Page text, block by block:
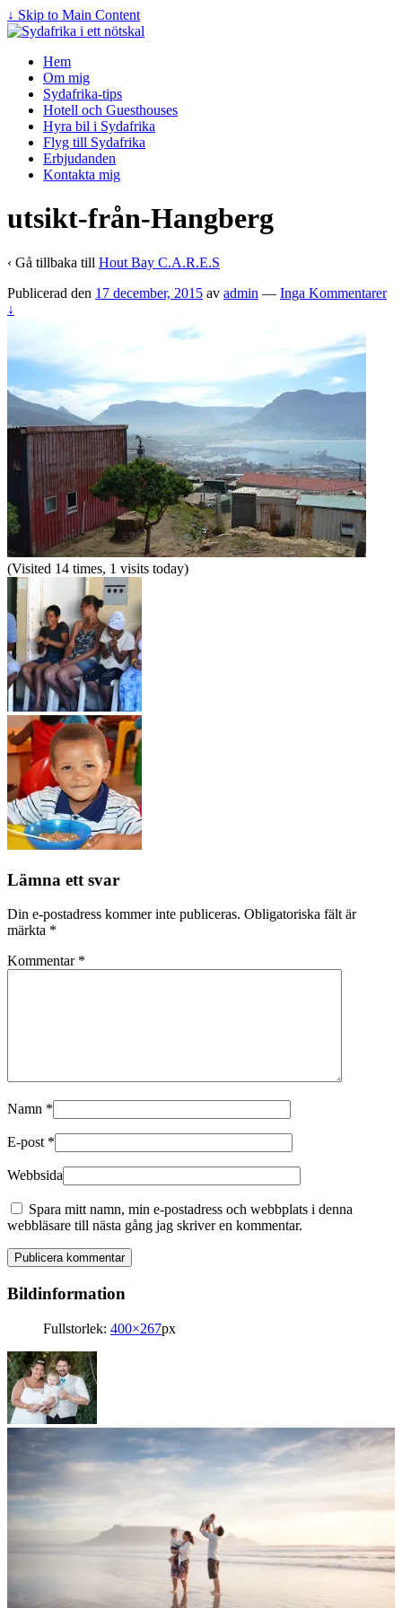
↓ Skip to Main Content
Hem
Om mig
Sydafrika-tips
Hotell och Guesthouses
Hyra bil i Sydafrika
Flyg till Sydafrika
Erbjudanden
Kontakta mig
utsikt-från-Hangberg
‹ Gå tillbaka till Hout Bay C.A.R.E.S
Publicerad den 17 december, 2015 av admin — Inga Kommentarer
↓
(Visited 14 times, 1 visits today)
Lämna ett svar
Din e-postadress kommer inte publiceras. Obligatoriska fält är
märkta *
Kommentar *
Namn *
E-post *
Webbsida
Spara mitt namn, min e-postadress och webbplats i denna
webbläsare till nästa gång jag skriver en kommentar.
Bildinformation
Fullstorlek: 400×267px